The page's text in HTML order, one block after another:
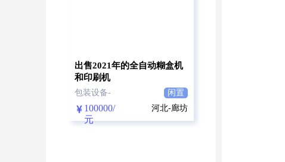
出售2021年的全自动糊盒机
和印刷机
包装设备- 闲置
100000/
元
河北-廊坊